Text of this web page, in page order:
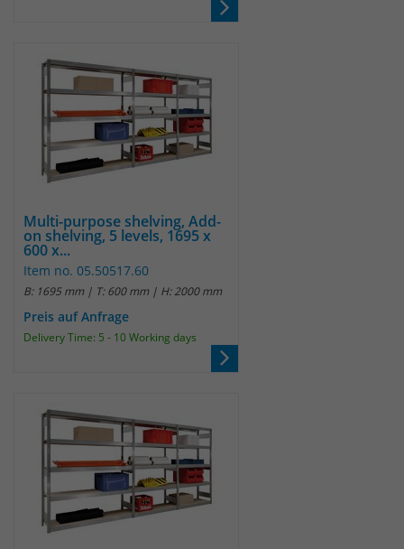
Multi-purpose shelving, Add-
on shelving, 5 levels, 1695 x
600 x...
Item no. 05.50517.60
B: 1695 mm | T: 600 mm | H: 2000 mm
Preis auf Anfrage
Delivery Time: 5 - 10 Working days